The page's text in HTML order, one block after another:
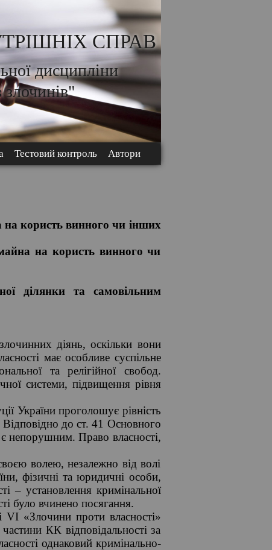
СПРАВ
дисципліни
злочинів"
Тестовий контроль Автори
на користь винного чи інших
на користь винного чи
ділянки та самовільним
діянь, оскільки вони
має особливе суспільне
та релігійної свобод.
системи, підвищення рівня
України проголошує рівність
Відповідно до ст. 41 Основного
є непорушним. Право власності,
волею, незалежно від волі
фізичні та юридичні особи,
– установлення кримінальної
було вчинено посягання.
VІ «Злочини проти власності»
КК відповідальності за
однаковий кримінально-